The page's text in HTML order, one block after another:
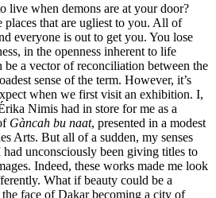
when demons are at your door?
places that are ugliest to you. All of
everyone is out to get you. You lose
in the openness inherent to life
a vector of reconciliation between the
sense of the term. However, it’s
when we first visit an exhibition. I,
Nimis had in store for me as a
Gàncah bu naat, presented in a modest
Arts. But all of a sudden, my senses
unconsciously been giving titles to
Indeed, these works made me look
What if beauty could be a
face of Dakar becoming a city of